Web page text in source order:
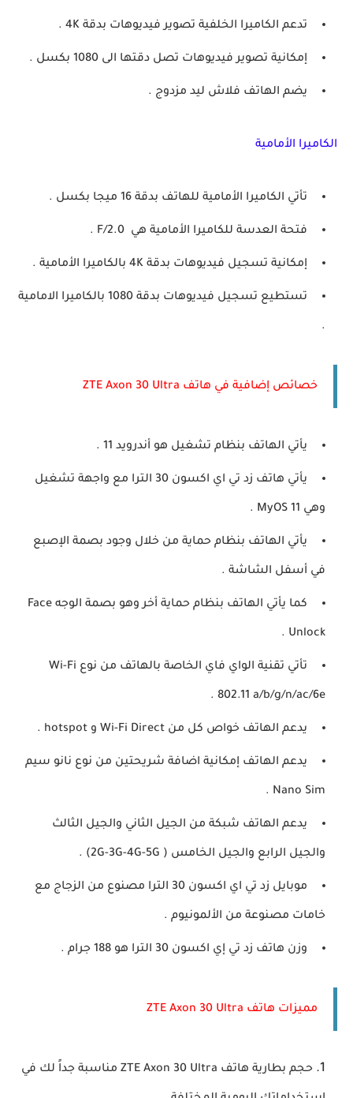
تدعم الكاميرا الخلفية تصوير فيديوهات بدقة 4K .
إمكانية تصوير فيديوهات تصل دقتها الى 1080 بكسل .
يضم الهاتف فلاش ليد مزدوج .
الكاميرا الأمامية
تأتي الكاميرا الأمامية للهاتف بدقة 16 ميجا بكسل .
فتحة العدسة للكاميرا الأمامية هي F/2.0 .
إمكانية تسجيل فيديوهات بدقة 4K بالكاميرا الأمامية .
تستطيع تسجيل فيديوهات بدقة 1080 بالكاميرا الامامية
.
خصائص إضافية في هاتف ZTE Axon 30 Ultra
يأتي الهاتف بنظام تشغيل هو أندرويد 11 .
يأتي هاتف زد تي اي اكسون 30 الترا مع واجهة تشغيل
وهي MyOS 11 .
يأتي الهاتف بنظام حماية من خلال وجود بصمة الإصبع
في أسفل الشاشة .
كما يأتي الهاتف بنظام حماية أخر وهو بصمة الوجه Face
Unlock .
تأتي تقنية الواي فاي الخاصة بالهاتف من نوع Wi-Fi
802.11 a/b/g/n/ac/6e .
يدعم الهاتف خواص كل من Wi-Fi Direct و hotspot .
يدعم الهاتف إمكانية اضافة شريحتين من نوع نانو سيم
Nano Sim .
يدعم الهاتف شبكة من الجيل الثاني والجيل الثالث
والجيل الرابع والجيل الخامس ( 2G-3G-4G-5G) .
موبايل زد تي اي اكسون 30 الترا مصنوع من الزجاج مع
خامات مصنوعة من الألمونيوم .
وزن هاتف زد تي إي اكسون 30 الترا هو 188 جرام .
مميزات هاتف ZTE Axon 30 Ultra
حجم بطارية هاتف ZTE Axon 30 Ultra مناسبة جداً لك في